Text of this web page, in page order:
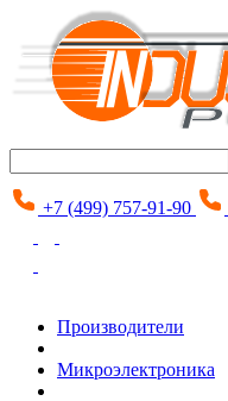
+7 (499) 757-91-90
Производители
Микроэлектроника